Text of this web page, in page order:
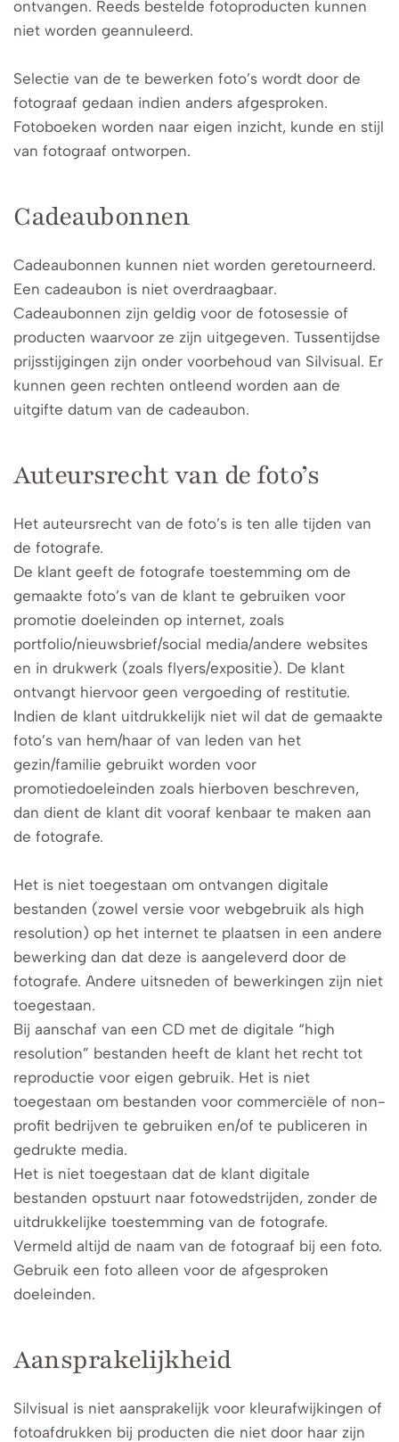
ontvangen. Reeds bestelde fotoproducten kunnen
niet worden geannuleerd.
Selectie van de te bewerken foto’s wordt door de
fotograaf gedaan indien anders afgesproken.
Fotoboeken worden naar eigen inzicht, kunde en stijl
van fotograaf ontworpen.
Cadeaubonnen
Cadeaubonnen kunnen niet worden geretourneerd.
Een cadeaubon is niet overdraagbaar.
Cadeaubonnen zijn geldig voor de fotosessie of
producten waarvoor ze zijn uitgegeven. Tussentijdse
prijsstijgingen zijn onder voorbehoud van Silvisual. Er
kunnen geen rechten ontleend worden aan de
uitgifte datum van de cadeaubon.
Auteursrecht van de foto’s
Het auteursrecht van de foto’s is ten alle tijden van
de fotografe.
De klant geeft de fotografe toestemming om de
gemaakte foto’s van de klant te gebruiken voor
promotie doeleinden op internet, zoals
portfolio/nieuwsbrief/social media/andere websites
en in drukwerk (zoals flyers/expositie). De klant
ontvangt hiervoor geen vergoeding of restitutie.
Indien de klant uitdrukkelijk niet wil dat de gemaakte
foto’s van hem/haar of van leden van het
gezin/familie gebruikt worden voor
promotiedoeleinden zoals hierboven beschreven,
dan dient de klant dit vooraf kenbaar te maken aan
de fotografe.
Het is niet toegestaan om ontvangen digitale
bestanden (zowel versie voor webgebruik als high
resolution) op het internet te plaatsen in een andere
bewerking dan dat deze is aangeleverd door de
fotografe. Andere uitsneden of bewerkingen zijn niet
toegestaan.
Bij aanschaf van een CD met de digitale “high
resolution” bestanden heeft de klant het recht tot
reproductie voor eigen gebruik. Het is niet
toegestaan om bestanden voor commerciële of non-
profit bedrijven te gebruiken en/of te publiceren in
gedrukte media.
Het is niet toegestaan dat de klant digitale
bestanden opstuurt naar fotowedstrijden, zonder de
uitdrukkelijke toestemming van de fotografe.
Vermeld altijd de naam van de fotograaf bij een foto.
Gebruik een foto alleen voor de afgesproken
doeleinden.
Aansprakelijkheid
Silvisual is niet aansprakelijk voor kleurafwijkingen of
fotoafdrukken bij producten die niet door haar zijn